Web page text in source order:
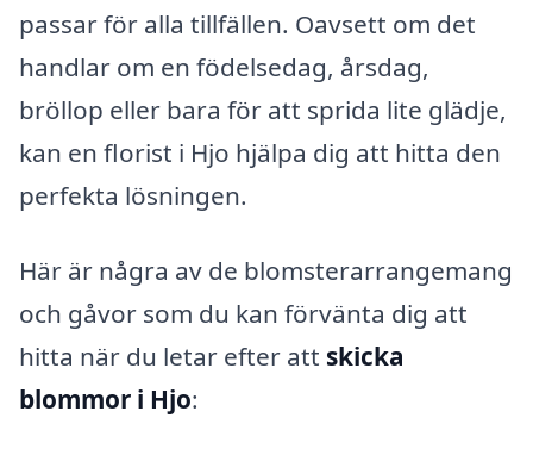
passar för alla tillfällen. Oavsett om det
handlar om en födelsedag, årsdag,
bröllop eller bara för att sprida lite glädje,
kan en florist i Hjo hjälpa dig att hitta den
perfekta lösningen.
Här är några av de blomsterarrangemang
och gåvor som du kan förvänta dig att
hitta när du letar efter att skicka
blommor i Hjo: